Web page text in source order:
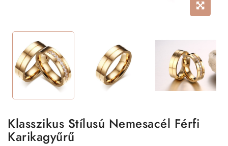
Klasszikus Stílusú Nemesacél Férfi
Karikagyűrű